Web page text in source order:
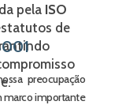
pela ISO
de
preocupação
marco importante